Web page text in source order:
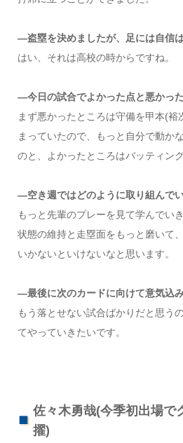
―盗塁を決めましたが、足には自信
はい、それは高校の時からですね。
―今日の試合でよかった点と悪かっ
まず悪かったところは守備を甲本(裕
まっていたので、もっと自分で動か
のと、よかったところはバッティング
―空き週ではどのように取り組んで
もっと先輩のプレーを見て学んでい
状態の維持と走塁面をもっと磨いて
いかないといけないなと思います。
―最後に次のカードに向けて意気込
もう落とせない試合ばかりだと思う
てやっていきたいです。
佐々木勇哉(今季初出場で
擢)